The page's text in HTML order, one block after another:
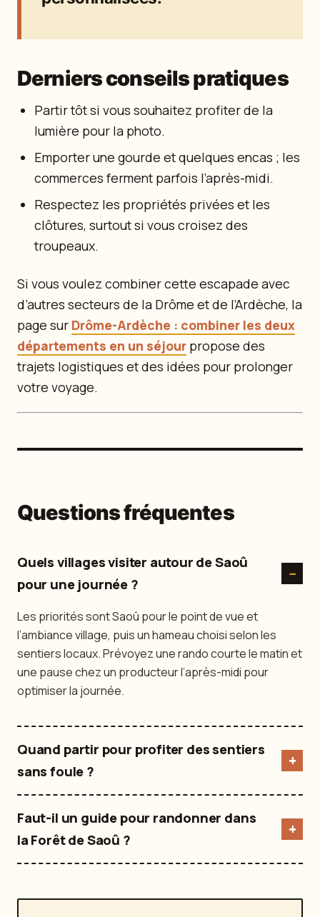
Derniers conseils pratiques
Partir tôt si vous souhaitez profiter de la
lumière pour la photo.
Emporter une gourde et quelques encas ; les
commerces ferment parfois l’après-midi.
Respectez les propriétés privées et les
clôtures, surtout si vous croisez des
troupeaux.
Si vous voulez combiner cette escapade avec
d’autres secteurs de la Drôme et de l’Ardèche, la
page sur Drôme-Ardèche : combiner les deux
départements en un séjour propose des
trajets logistiques et des idées pour prolonger
votre voyage.
Questions fréquentes
Quels villages visiter autour de Saoû
pour une journée ?
Les priorités sont Saoû pour le point de vue et
l’ambiance village, puis un hameau choisi selon les
sentiers locaux. Prévoyez une rando courte le matin et
une pause chez un producteur l’après-midi pour
optimiser la journée.
Quand partir pour profiter des sentiers
sans foule ?
Faut-il un guide pour randonner dans
la Forêt de Saoû ?